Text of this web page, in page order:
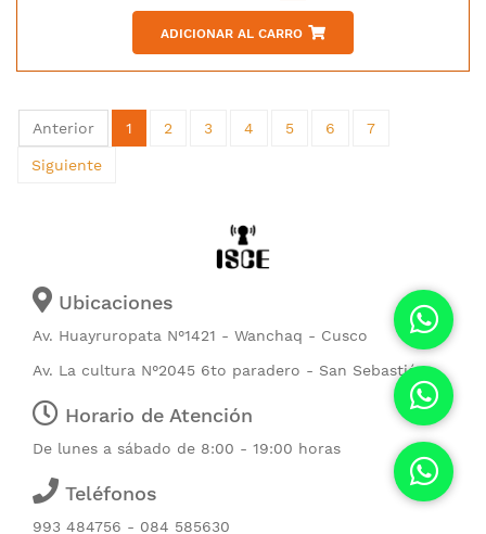
ADICIONAR AL CARRO
Anterior 1 2 3 4 5 6 7
Siguiente
Ubicaciones
Av. Huayruropata N°1421 - Wanchaq - Cusco
Av. La cultura N°2045 6to paradero - San Sebastián
Horario de Atención
De lunes a sábado de 8:00 - 19:00 horas
Teléfonos
993 484756 - 084 585630